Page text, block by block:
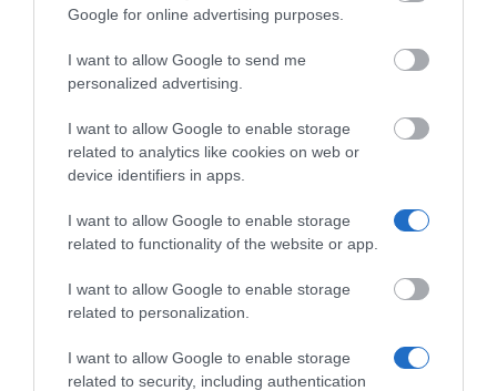
Google for online advertising purposes.
I want to allow Google to send me
personalized advertising.
I want to allow Google to enable storage
related to analytics like cookies on web or
device identifiers in apps.
I want to allow Google to enable storage
related to functionality of the website or app.
I want to allow Google to enable storage
related to personalization.
I want to allow Google to enable storage
related to security, including authentication
můžete sledovat v reálném čase a napříč dimenzemi.
Počet impresí (včetně
unikátních)
Míra interakce (CTR)
Cena za interakci (CPC)
Dokoukanost (25%, 50%, 75%,